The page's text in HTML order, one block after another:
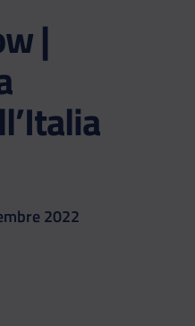
|
2022